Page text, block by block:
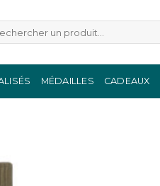
:
MÉDAILLES CADEAUX